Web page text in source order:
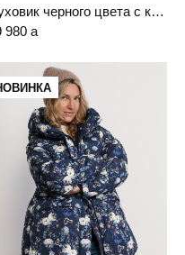
Пуховик черного цвета с капюшоном
980 a